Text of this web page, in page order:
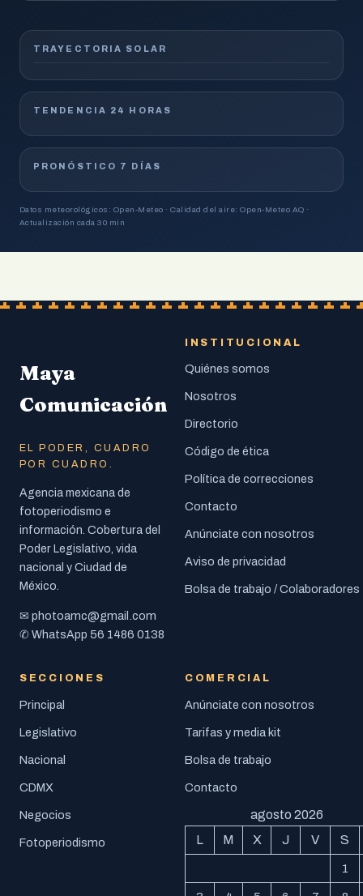
TRAYECTORIA SOLAR
TENDENCIA 24 HORAS
PRONÓSTICO 7 DÍAS
Datos meteorológicos: Open-Meteo · Calidad del aire: Open-Meteo AQ ·
Actualización cada 30 min
Maya
Comunicación
EL PODER, CUADRO
POR CUADRO.
Agencia mexicana de
fotoperiodismo e
información. Cobertura del
Poder Legislativo, vida
nacional y Ciudad de
México.
✉ photoamc@gmail.com
✆ WhatsApp 56 1486 0138
INSTITUCIONAL
Quiénes somos
Nosotros
Directorio
Código de ética
Política de correcciones
Contacto
Anúnciate con nosotros
Aviso de privacidad
Bolsa de trabajo / Colaboradores
SECCIONES
Principal
Legislativo
Nacional
CDMX
Negocios
Fotoperiodismo
COMERCIAL
Anúnciate con nosotros
Tarifas y media kit
Bolsa de trabajo
Contacto
agosto 2026
L
M X J V S
1